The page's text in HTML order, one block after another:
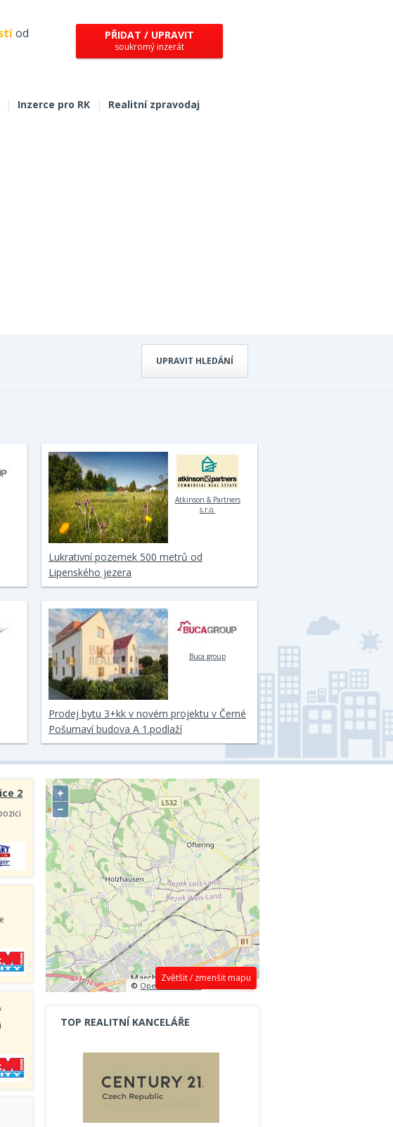
od
PŘIDAT / UPRAVIT
soukromý inzerát
| Inzerce pro RK | Realitní zpravodaj
UPRAVIT HLEDÁNÍ
Atkinson & Partners
s.r.o.
Lukrativní pozemek 500 metrů od
Lipenského jezera
Buca group
Prodej bytu 3+kk v novém projektu v Černé
Pošumaví budova A 1.podlaží
2
Zvětšit / zmenšit mapu
+
−
©OpenStreetMap contributors.
TOP REALITNÍ KANCELÁŘE